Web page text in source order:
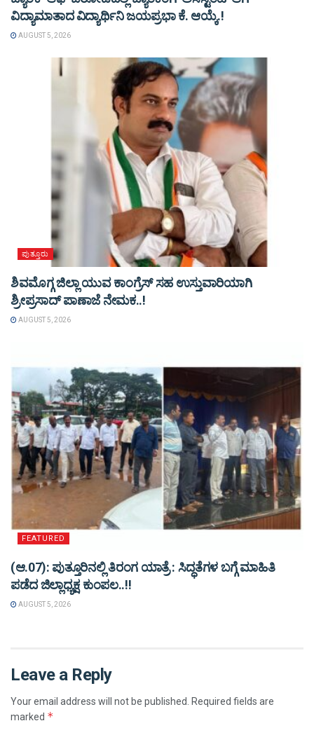
ವಿದ್ಯಾಮಾತಾದ ವಿದ್ಯಾರ್ಥಿನಿ ಜಯಪ್ರಭಾ ಕೆ. ಆಯ್ಕೆ.!
AUGUST 5, 2026
ಪುತ್ತೂರು
ಶಿವಮೊಗ್ಗ ಜಿಲ್ಲಾ ಯುವ ಕಾಂಗ್ರೆಸ್ ಸಹ ಉಸ್ತುವಾರಿಯಾಗಿ
ಶ್ರೀಪ್ರಸಾದ್ ಪಾಣಾಜೆ ನೇಮಕ..!
AUGUST 5, 2026
FEATURED
(ಆ.07): ಪುತ್ತೂರಿನಲ್ಲಿ ತಿರಂಗ ಯಾತ್ರೆ : ಸಿದ್ಧತೆಗಳ ಬಗ್ಗೆ ಮಾಹಿತಿ
ಪಡೆದ ಜಿಲ್ಲಾಧ್ಯಕ್ಷ ಕುಂಪಲ..!!
AUGUST 5, 2026
Leave a Reply
Your email address will not be published.
Required fields are
marked *